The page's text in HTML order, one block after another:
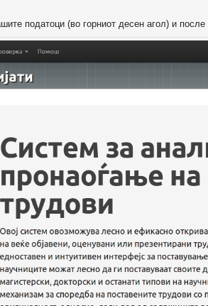
податоци (во горниот десен агол) и